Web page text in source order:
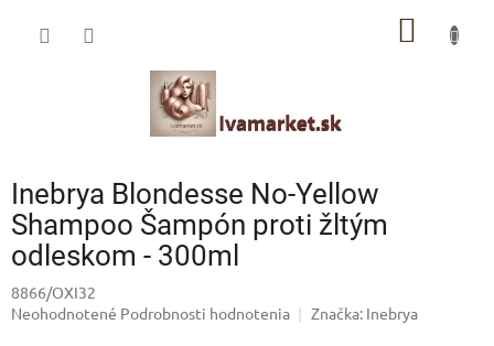
Inebrya Blondesse No-Yellow
Shampoo Šampón proti žltým
odleskom - 300ml
8866/OXI32
Priemerné
Neohodnotené Podrobnosti hodnotenia Značka: Inebrya
IVAMARKET poradca